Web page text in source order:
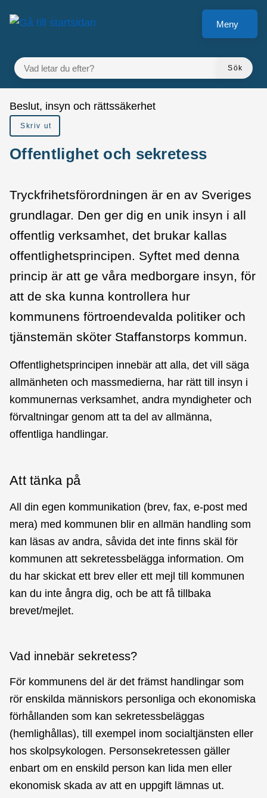
Gå till innehåll
till sidomeny
Meny
VAD LETAR DU EFTER?
Sök
Du är här:
Beslut, insyn och rättssäkerhet
Skriv ut
Offentlighet och sekretess
Tryckfrihetsförordningen är en av Sveriges
grundlagar. Den ger dig en unik insyn i all
offentlig verksamhet, det brukar kallas
offentlighetsprincipen. Syftet med denna
princip är att ge våra medborgare insyn, för
att de ska kunna kontrollera hur
kommunens förtroendevalda politiker och
tjänstemän sköter Staffanstorps kommun.
Offentlighetsprincipen innebär att alla, det vill säga
allmänheten och massmedierna, har rätt till insyn i
kommunernas verksamhet, andra myndigheter och
förvaltningar genom att ta del av allmänna,
offentliga handlingar.
Att tänka på
All din egen kommunikation (brev, fax, e-post med
mera) med kommunen blir en allmän handling som
kan läsas av andra, såvida det inte finns skäl för
kommunen att sekretessbelägga information. Om
du har skickat ett brev eller ett mejl till kommunen
kan du inte ångra dig, och be att få tillbaka
brevet/mejlet.
Vad innebär sekretess?
För kommunens del är det främst handlingar som
rör enskilda människors personliga och ekonomiska
förhållanden som kan sekretessbeläggas
(hemlighållas), till exempel inom socialtjänsten eller
hos skolpsykologen. Personsekretessen gäller
enbart om en enskild person kan lida men eller
ekonomisk skada av att en uppgift lämnas ut.